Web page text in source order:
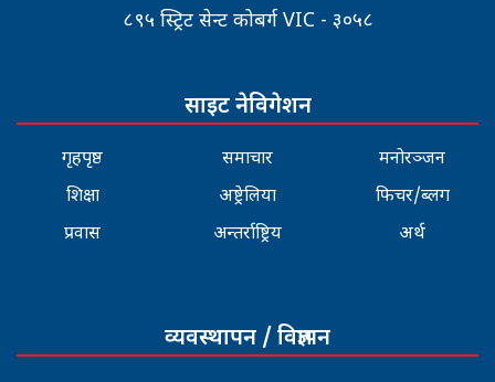
८९५ स्ट्रिट सेन्ट कोबर्ग VIC - ३०५८
साइट नेविगेशन
गृहपृष्ठ
शिक्षा
प्रवास
समाचार
अष्ट्रेलिया
अन्तर्राष्ट्रिय
मनोरञ्जन
फिचर/ब्लग
अर्थ
व्यवस्थापन / विज्ञापन